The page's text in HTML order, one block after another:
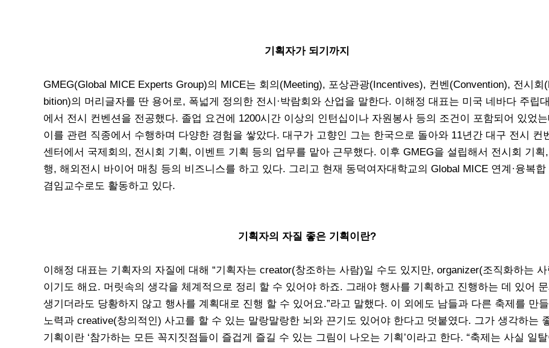
기획자가 되기까지
GMEG(Global MICE Experts Group)의 MICE는 회의(Meeting), 포상관광(Incentives), 컨벤(Convention), 전시회
bition)의 머리글자를 딴 용어로, 폭넓게 정의한 전시·박람회와 산업을 말한다. 이해정 대표는 미국 네바다 주립
에서 전시 컨벤션을 전공했다. 졸업 요건에 1200시간 이상의 인턴십이나 자원봉사 등의 조건이 포함되어 있었는
이를 관련 직종에서 수행하며 다양한 경험을 쌓았다. 대구가 고향인 그는 한국으로 돌아와 11년간 대구 전시 컨
센터에서 국제회의, 전시회 기획, 이벤트 기획 등의 업무를 맡아 근무했다. 이후 GMEG을 설립해서 전시회 기획
행, 해외전시 바이어 매칭 등의 비즈니스를 하고 있다. 그리고 현재 동덕여자대학교의 Global MICE 연계·융복합
겸임교수로도 활동하고 있다.
기획자의 자질 좋은 기획이란?
이해정 대표는 기획자의 자질에 대해 “기획자는 creator(창조하는 사람)일 수도 있지만, organizer(조직화하는 사
이기도 해요. 머릿속의 생각을 체계적으로 정리 할 수 있어야 하죠. 그래야 행사를 기획하고 진행하는 데 있어
생기더라도 당황하지 않고 행사를 계획대로 진행 할 수 있어요.”라고 말했다. 이 외에도 남들과 다른 축제를 만
노력과 creative(창의적인) 사고를 할 수 있는 말랑말랑한 뇌와 끈기도 있어야 한다고 덧붙였다. 그가 생각하는
기획이란 ‘참가하는 모든 꼭지짓점들이 즐겁게 즐길 수 있는 그림이 나오는 기획’이라고 한다. “축제는 사실 일탈